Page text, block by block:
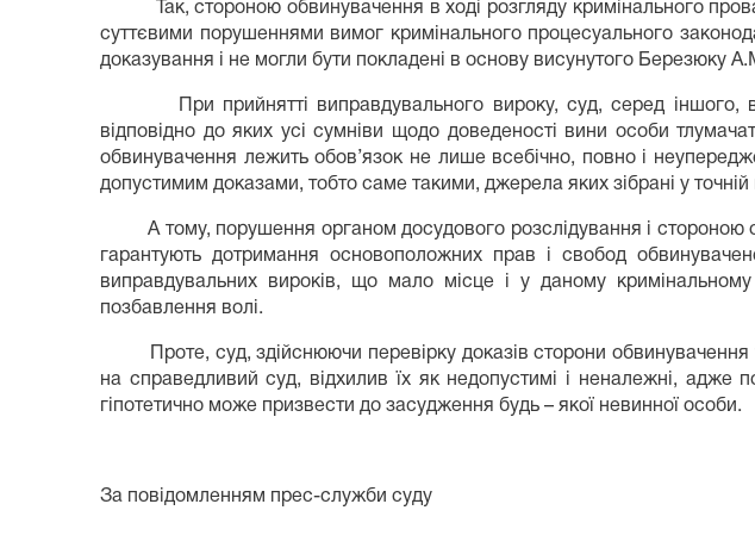
Так, стороною обвинувачення в ході розгляду кримінального
суттєвими порушеннями вимог кримінального процесуального
доказування і не могли бути покладені в основу висунутого Березюку
При прийнятті виправдувального вироку, суд, серед іншого,
відповідно до яких усі сумніви щодо доведеності вини особи
обвинувачення лежить обов’язок не лише всебічно, повно і
допустимим доказами, тобто саме такими, джерела яких зібрані у точній
А тому, порушення органом досудового розслідування і стороною
гарантують дотримання основоположних прав і свобод
виправдувальних вироків, що мало місце і у даному
позбавлення волі.
Проте, суд, здійснюючи перевірку доказів сторони обвинувачення
на справедливий суд, відхилив їх як недопустимі і неналежні,
гіпотетично може призвести до засудження будь – якої невинної особи.
За повідомленням прес-служби суду